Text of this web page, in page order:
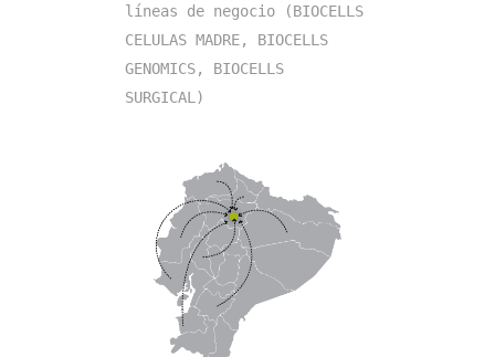
líneas de negocio (BIOCELLS
CELULAS MADRE, BIOCELLS
GENOMICS, BIOCELLS
SURGICAL)